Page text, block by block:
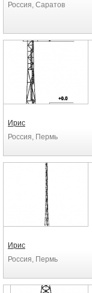
Россия, Саратов
Ирис
Россия, Пермь
Ирис
Россия, Пермь